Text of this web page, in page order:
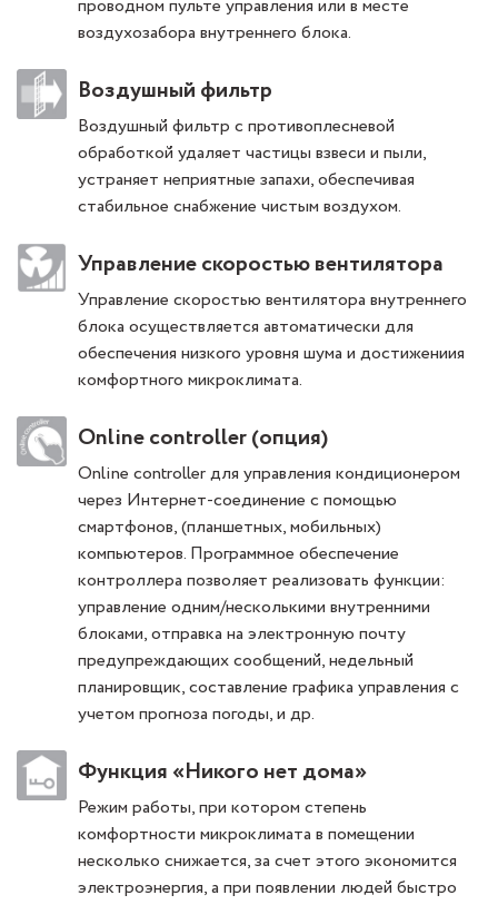
проводном пульте управления или в месте
воздухозабора внутреннего блока.
Воздушный фильтр
Воздушный фильтр с противоплесневой
обработкой удаляет частицы взвеси и пыли,
устраняет неприятные запахи, обеспечивая
стабильное снабжение чистым воздухом.
Управление скоростью вентилятора
Управление скоростью вентилятора внутреннего
блока осуществляется автоматически для
обеспечения низкого уровня шума и достижениия
комфортного микроклимата.
Online controller (опция)
Online controller для управления кондиционером
через Интернет-соединение с помощью
смартфонов, (планшетных, мобильных)
компьютеров. Программное обеспечение
контроллера позволяет реализовать функции:
управление одним/несколькими внутренними
блоками, отправка на электронную почту
предупреждающих сообщений, недельный
планировщик, составление графика управления с
учетом прогноза погоды, и др.
Функция «Никого нет дома»
Режим работы, при котором степень
комфортности микроклимата в помещении
несколько снижается, за счет этого экономится
электроэнергия, а при появлении людей быстро